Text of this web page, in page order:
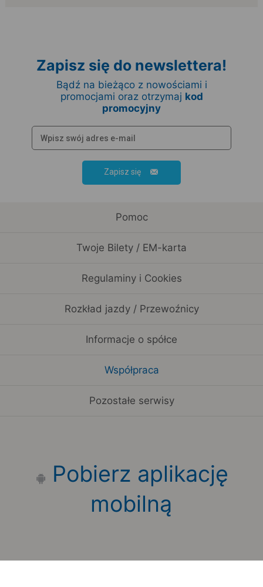
Zapisz się do newslettera!
Bądź na bieżąco z nowościami i
promocjami oraz otrzymaj kod
promocyjny
Zapisz się
Pomoc
Twoje Bilety / EM-karta
Regulaminy i Cookies
Rozkład jazdy / Przewoźnicy
Informacje o spółce
Współpraca
Pozostałe serwisy
Pobierz aplikację
mobilną